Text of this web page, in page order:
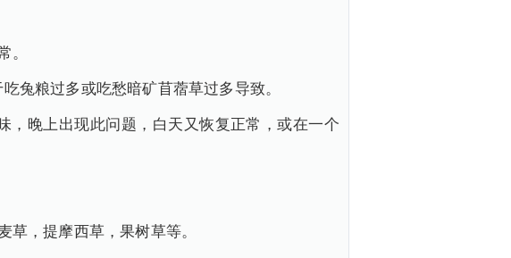
。
兔粮过多或吃愁暗矿苜蓿草过多导致。
，晚上出现此问题，白天又恢复正常，或在一个
，提摩西草，果树草等。